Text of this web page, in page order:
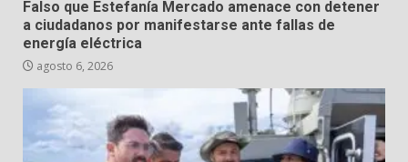
Falso que Estefanía Mercado amenace con detener
a ciudadanos por manifestarse ante fallas de
energía eléctrica
agosto 6, 2026